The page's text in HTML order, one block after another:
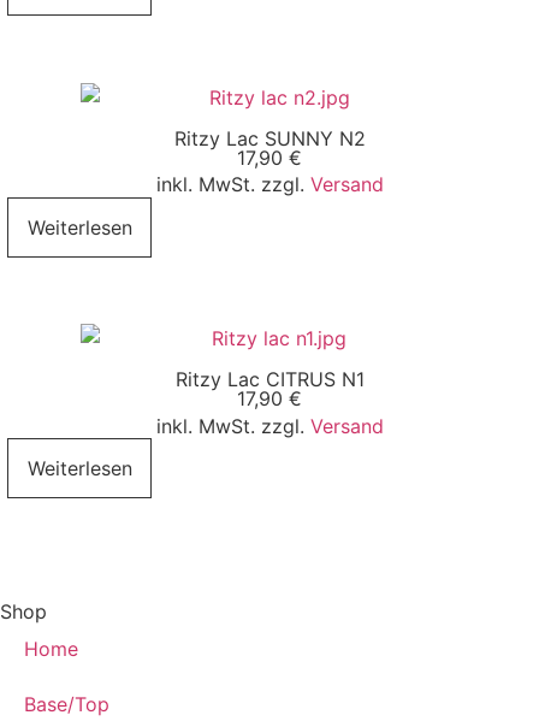
Ritzy Lac SUNNY N2
17,90 €
inkl. MwSt. zzgl. Versand
Weiterlesen
Ritzy Lac CITRUS N1
17,90 €
inkl. MwSt. zzgl. Versand
Weiterlesen
Shop
Home
Base/Top